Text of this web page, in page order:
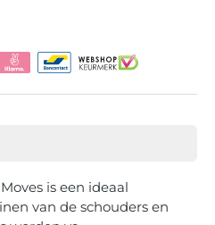
is een ideaal
van de schouders en